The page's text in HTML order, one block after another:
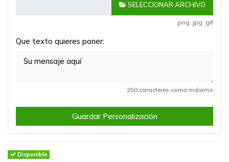
SELECCIONAR ARCHIVO
.png .jpg .gif
Que texto quieres poner:
250 caracteres como máximo
Guardar Personalización
Disponible